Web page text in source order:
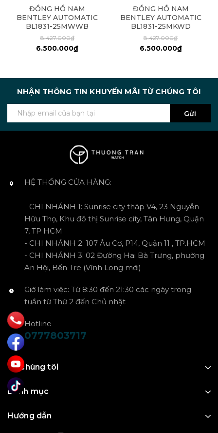
ĐỒNG HỒ NAM
BENTLEY AUTOMATIC
BL1831-25MWWB
8.427.000₫
6.500.000₫
ĐỒNG HỒ NAM
BENTLEY AUTOMATIC
BL1831-25MKWD
8.427.000₫
6.500.000₫
NHẬN THÔNG TIN KHUYẾN MÃI TỪ CHÚNG TÔI
Gửi
HỆ THỐNG CỬA HÀNG:
- CHI NHÁNH 1: Sunrise city tháp V4, 23 Nguyễn
Hữu Thọ, Khu đô thị Sunrise city, Tân Hưng, Quận
7, TP HCM
- CHI NHÁNH 2: 107 Âu Cơ, P14, Quận 11 , TP.HCM
- CHI NHÁNH 3: 02 Đường Hai Bà Trưng, phường
An Hội, Bến Tre (Vĩnh Long mới)
Giờ làm việc: Từ 8:30 đến 21:30 các ngày trong
tuần từ Thứ 2 đến Chủ nhật
Hotline
0777803717
Về chúng tôi
Danh mục
Hướng dẫn